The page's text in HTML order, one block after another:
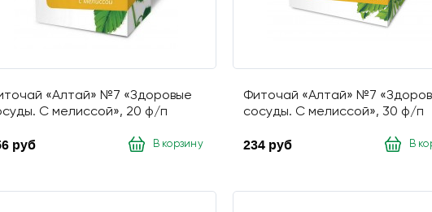
«Алтай» №7 «Здоровые
С мелиссой», 20 ф/п
руб В корзину
Фиточай «Алтай» №7
сосуды. С мелиссой», 30 ф/п
234 руб В